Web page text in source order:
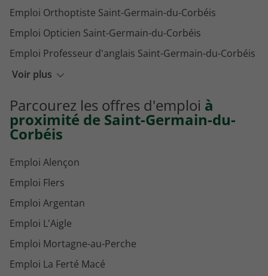
Voir plus
Emploi Orthoptiste Saint-Germain-du-Corbéis
Emploi Opticien Saint-Germain-du-Corbéis
Emploi Professeur d'anglais Saint-Germain-du-Corbéis
Emploi Homme de ménage Saint-Germain-du-Corbéis
Emploi Orthophoniste Saint-Germain-du-Corbéis
Parcourez les offres d'emploi à
proximité de Saint-Germain-du-
Corbéis
Emploi Alençon
Emploi Flers
Emploi Argentan
Emploi L'Aigle
Emploi Mortagne-au-Perche
Emploi La Ferté Macé